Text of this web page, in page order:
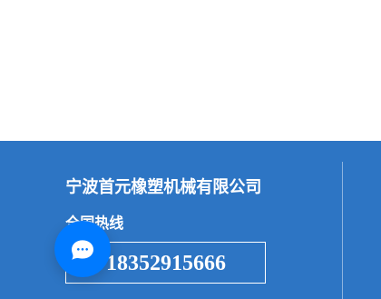
宁波首元橡塑机械有限公司
全国热线
18352915666